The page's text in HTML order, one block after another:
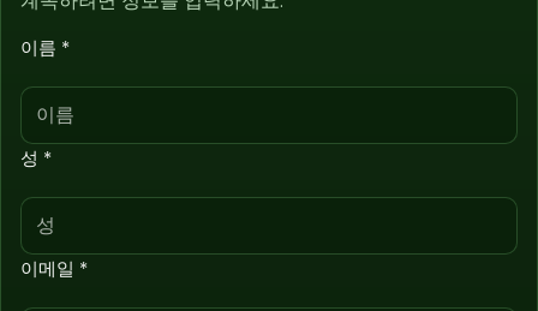
이름 *
성 *
이메일 *